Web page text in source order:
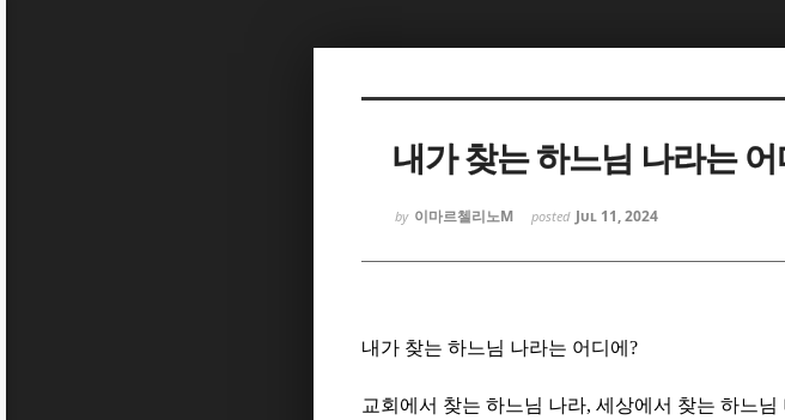
내가 찾는 하느님 나라는
by 이마르첼리노M posted Jul 11, 2024
내가 찾는 하느님 나라는 어디에 ?
교회에서 찾는 하느님 나라, 세상에서 찾는 하느님
Sketchbook5, 스케치북5
Sketchbook5, 스케치북5